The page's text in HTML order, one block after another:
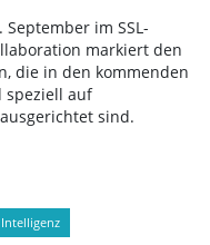
im SSL-
markiert den
die in den kommenden
speziell auf
sind.